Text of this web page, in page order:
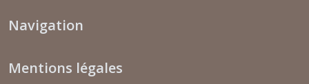
Navigation
Mentions légales